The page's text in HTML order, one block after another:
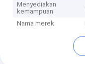
Menyediakan
kemampuan
Nama merek